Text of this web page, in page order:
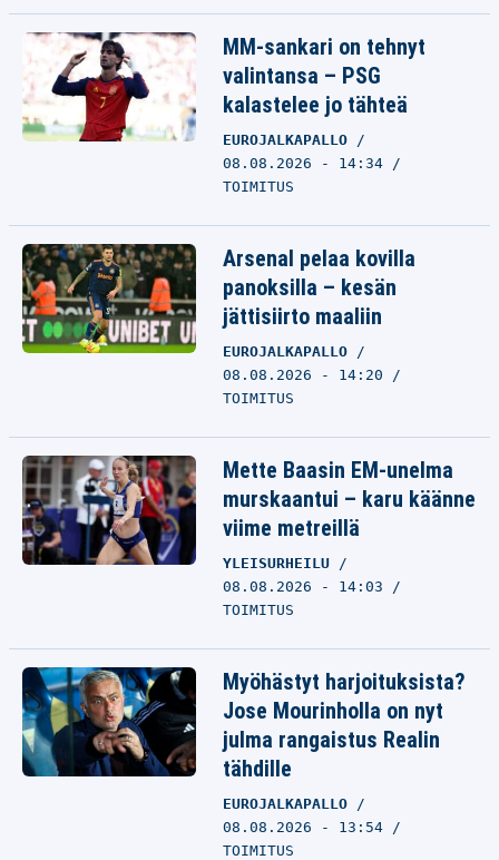
MM-sankari on tehnyt
valintansa – PSG
kalastelee jo tähteä
EUROJALKAPALLO
08.08.2026 - 14:34
TOIMITUS
Arsenal pelaa kovilla
panoksilla – kesän
jättisiirto maaliin
EUROJALKAPALLO
08.08.2026 - 14:20
TOIMITUS
Mette Baasin EM-unelma
murskaantui – karu käänne
viime metreillä
YLEISURHEILU
08.08.2026 - 14:03
TOIMITUS
Myöhästyt harjoituksista?
Jose Mourinholla on nyt
julma rangaistus Realin
tähdille
EUROJALKAPALLO
08.08.2026 - 13:54
TOIMITUS